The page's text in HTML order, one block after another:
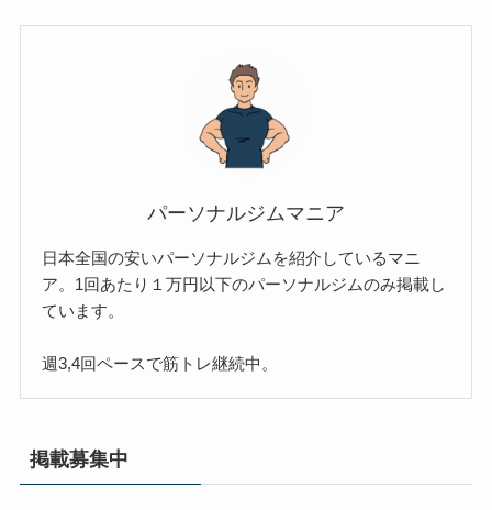
パーソナルジムマニア
日本全国の安いパーソナルジムを紹介しているマニ
ア。1回あたり１万円以下のパーソナルジムのみ掲載し
ています。
週3,4回ペースで筋トレ継続中。
掲載募集中